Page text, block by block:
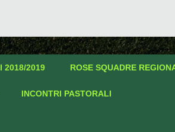
2018/2019 ROSE SQUADRE
INCONTRI PASTORALI